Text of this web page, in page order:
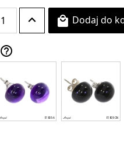
 Dodaj do
